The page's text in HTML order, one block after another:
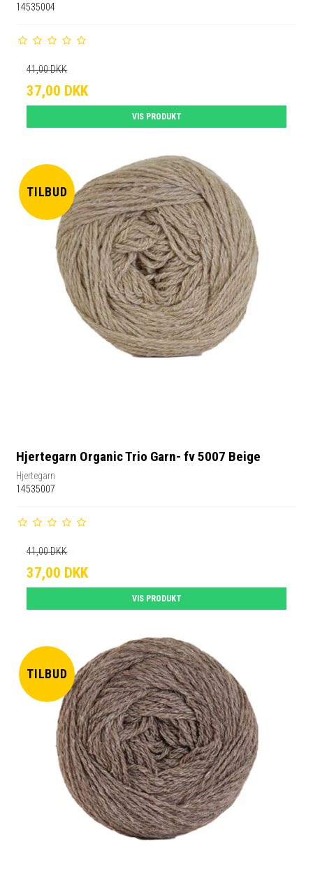
14535004
41,00 DKK
37,00 DKK
VIS PRODUKT
TILBUD
Hjertegarn Organic Trio Garn- fv 5007 Beige
Hjertegarn
14535007
41,00 DKK
37,00 DKK
VIS PRODUKT
TILBUD